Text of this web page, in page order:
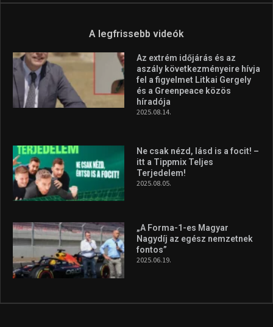
A legfrissebb videók
Az extrém időjárás és az
aszály következményeire hívja
fel a figyelmet Litkai Gergely
és a Greenpeace közös
híradója
2025.08.14.
Ne csak nézd, lásd is a focit! –
itt a Tippmix Teljes
Terjedelem!
2025.08.05.
„A Forma-1-es Magyar
Nagydíj az egész nemzetnek
fontos”
2025.06.19.